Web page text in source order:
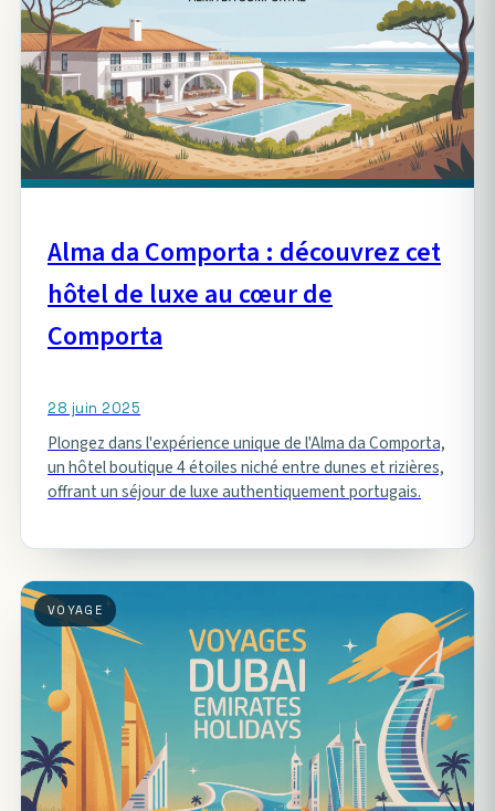
Alma da Comporta : découvrez cet
hôtel de luxe au cœur de
Comporta
28 juin 2025
Plongez dans l'expérience unique de l'Alma da Comporta,
un hôtel boutique 4 étoiles niché entre dunes et rizières,
offrant un séjour de luxe authentiquement portugais.
VOYAGE